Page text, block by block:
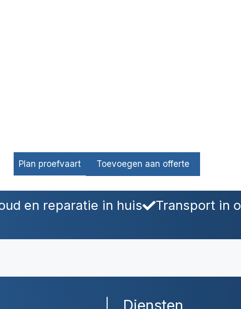
Plan proefvaart Toevoegen aan offerte
en reparatie in huis
Transport in
Diensten